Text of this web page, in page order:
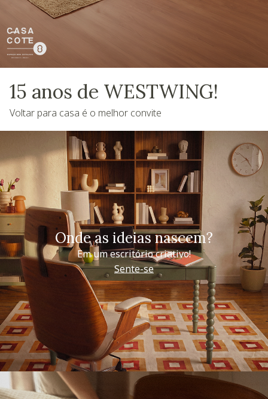
15 anos de WESTWING!
Voltar para casa é o melhor convite
Onde as ideias nascem?
Em um escritório criativo!
Sente-se